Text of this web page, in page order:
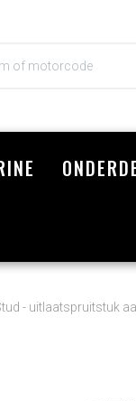
- uitlaatspruitstuk